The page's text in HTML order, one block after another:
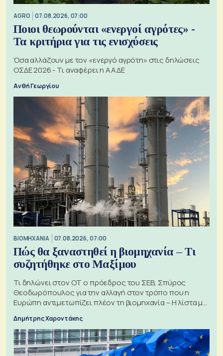
AGRO 07.08.2026, 07:00
Ποιοι θεωρούνται «ενεργοί αγρότες» -
Τα κριτήρια για τις ενισχύσεις
Όσα αλλάζουν με τον «ενεργό αγρότη» στις δηλώσεις
ΟΣΔΕ 2026 - Τι αναφέρει η ΑΑΔΕ
Ανθή Γεωργίου
ΒΙΟΜΗΧΑΝΙΑ 07.08.2026, 07:00
Πώς θα ξαναστηθεί η βιομηχανία – Τι
συζητήθηκε στο Μαξίμου
Τι δηλώνει στον ΟΤ ο πρόεδρος του ΣΕΒ, Σπύρος
Θεοδωρόπουλος για την αλλαγή στον τρόπο που η
Ευρώπη αντιμετωπίζει πλέον τη βιομηχανία – Η λίστα με
Δημήτρης Χαροντάκης